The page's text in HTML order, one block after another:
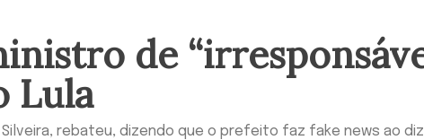
de
Lula
Silveira, rebateu, dizendo que o prefeito faz fake news ao